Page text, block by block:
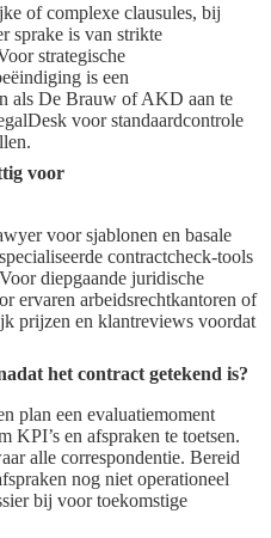
of complexe clausules, bij
sprake is van strikte
strategische
is een
als De Brauw of AKD aan te
voor standaardcontrole
voor
voor sjablonen en basale
contractcheck-tools
diepgaande juridische
ervaren arbeidsrechtkantoren of
prijzen en klantreviews voordat
het contract getekend is?
plan een evaluatiemoment
KPI’s en afspraken te toetsen.
alle correspondentie. Bereid
nog niet operationeel
bij voor toekomstige